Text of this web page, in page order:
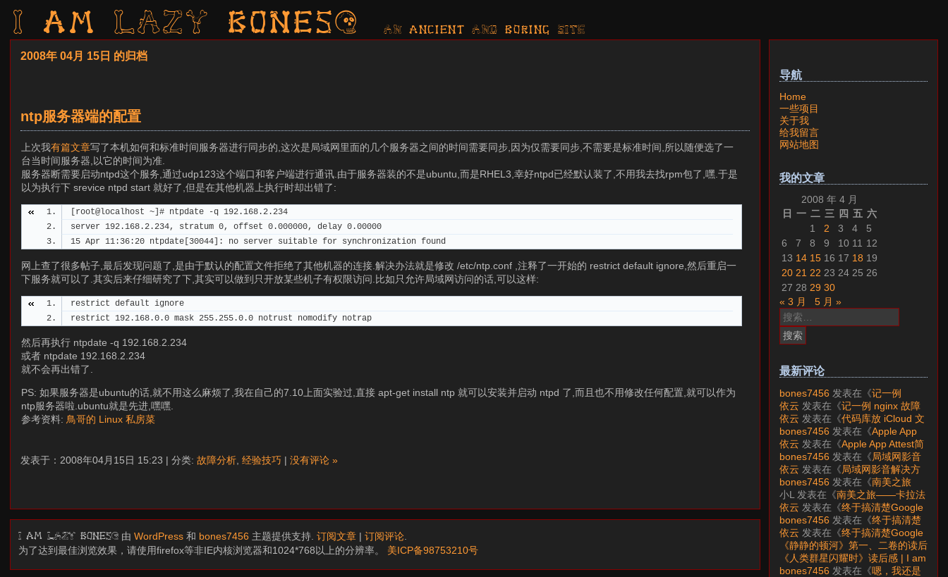
I am LAZY bones? AN ancient AND boring SITE
2008年 04月 15日 的归档
ntp服务器端的配置
上次我有篇文章写了本机如何和标准时间服务器进行同步的,这次是局域网里面的几个服务器之间的时间需要同步,因为仅需要同步,不需要是标准时间,所以随便选了一
台当时间服务器,以它的时间为准.
服务器断需要启动ntpd这个服务,通过udp123这个端口和客户端进行通讯.由于服务器装的不是ubuntu,而是RHEL3,幸好ntpd已经默认装了,不用我去找rpm包了,嘿.于是
以为执行下 srevice ntpd start 就好了,但是在其他机器上执行时却出错了:
[root@localhost ~]# ntpdate -q 192.168.2.234
server 192.168.2.234, stratum 0, offset 0.000000, delay 0.00000
15 Apr 11:36:20 ntpdate[30044]: no server suitable for synchronization found
网上查了很多帖子,最后发现问题了,是由于默认的配置文件拒绝了其他机器的连接.解决办法就是修改 /etc/ntp.conf ,注释了一开始的 restrict default ignore,然后重启一
下服务就可以了.其实后来仔细研究了下,其实可以做到只开放某些机子有权限访问.比如只允许局域网访问的话,可以这样:
restrict default ignore
restrict 192.168.0.0 mask 255.255.0.0 notrust nomodify notrap
然后再执行 ntpdate -q 192.168.2.234
或者 ntpdate 192.168.2.234
就不会再出错了.
PS: 如果服务器是ubuntu的话,就不用这么麻烦了,我在自己的7.10上面实验过,直接 apt-get install ntp 就可以安装并启动 ntpd 了,而且也不用修改任何配置,就可以作为
ntp服务器啦.ubuntu就是先进,嘿嘿.
参考资料: 鳥哥的 Linux 私房菜
发表于：2008年04月15日 15:23 | 分类: 故障分析 经验技巧 | 没有评论 »
I am LAZY bones? 由WordPress 和 bones7456 主题提供支持.订阅文章 |订阅评论
为了达到最佳浏览效果，请使用firefox等非IE内核浏览器和1024*768以上的分辨率。 美ICP备98753210号
导航
Home
一些项目
关于我
给我留言
网站地图
我的文章
2008 年 4 月
日 一 二 三 四 五 六
1
2 3 4
5
6
7 8 9 10 11 12
13 14 15 16 17 18 19
20 21 22 23 24 25 26
27 28 29 30
« 3 月
5 月 »
搜
索：
最新评论
bones7456 发表在《记一例
nginx 故障分析》
依云 发表在《记一例 nginx 故障
分析 》
依云 发表在《代码库放 iCloud 文
件夹会怎样？》
bones7456 发表在《Apple App
Attest简介》
依云 发表在《Apple App Attest简
介》
bones7456 发表在《局域网影音
解决方案——Jellyfin》
依云 发表在《局域网影音解决方
案——Jellyfin》
bones7456 发表在《南美之旅
——卡拉法特看莫雷诺大冰川》
小L 发表在《南美之旅——卡拉法
特看莫雷诺大冰川》
依云 发表在《终于搞清楚Google
账号的所属国家的逻辑了》
bones7456 发表在《终于搞清楚
Google账号的所属国家的逻辑
了》
依云 发表在《终于搞清楚Google
账号的所属国家的逻辑了》
《静静的顿河》第一、二卷的读后
感 | I am LAZY bones?发表在
《《人类群星闪耀时》读后感》
《人类群星闪耀时》读后感 | I am
LAZY bones?发表在《
《显微镜
bones7456 发表在《嗯，我还是